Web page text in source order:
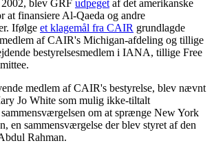
blev GRF udpeget af det amerikanske
at finansiere Al-Qaeda og andre
Ifølge et klagemål fra CAIR grundlagde
af CAIR's Michigan-afdeling og tillige
bestyrelsesmedlem i IANA, tillige Free
medlem af CAIR's bestyrelse, blev nævnt
Jo White som mulig ikke-tiltalt
om at sprænge New York
en sammensværgelse der blev styret af den
Rahman.